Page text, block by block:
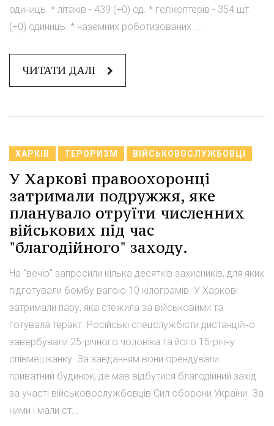
одиниць. * літаків - 439 (+0) од. * гелікоптерів - 354 шт.
(+0) одиниць. * наземних роботизованих ...
ЧИТАТИ ДАЛІ
ХАРКІВ ТЕРОРИЗМ ВІЙСЬКОВОСЛУЖБОВЦІ
У Харкові правоохоронці
затримали подружжя, яке
планувало отруїти численних
військових під час
"благодійного" заходу.
На "вечір" запросили кілька десятків захисників, для яких
підготували бомбу вагою 10 кілограмів. У Харкові
затримали пару, яка стежила за військовими та
готувала теракт. Російські спецслужбісти дистанційно
завербували 25-річного чоловіка та його 15-річну
співмешканку. За завданням вони орендували
приватний будинок, де мав відбутися благодійний захід
за участі військовослужбовців Сил оборони України. За
ними і мали ст...